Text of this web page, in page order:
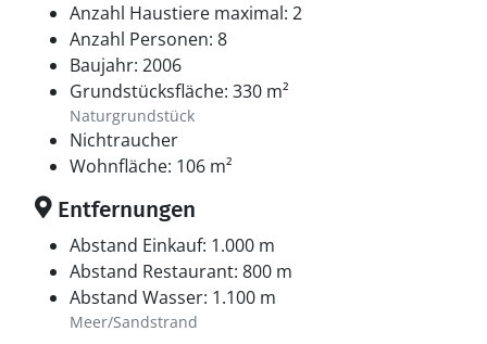
Anzahl Haustiere maximal: 2
Anzahl Personen: 8
Baujahr: 2006
Grundstücksfläche: 330 m²
Naturgrundstück
Nichtraucher
Wohnfläche: 106 m²
Entfernungen
Abstand Einkauf: 1.000 m
Abstand Restaurant: 800 m
Abstand Wasser: 1.100 m
Meer/Sandstrand